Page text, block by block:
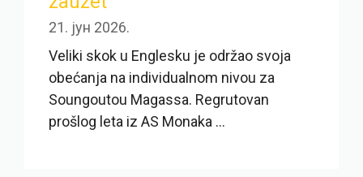
21. јун 2026.
Veliki skok u Englesku je održao svoja
obećanja na individualnom nivou za
Soungoutou Magassa. Regrutovan
prošlog leta iz AS Monaka ...